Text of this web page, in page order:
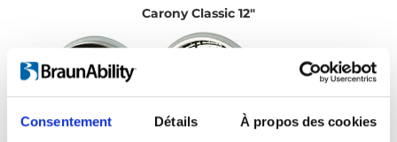
Consentement Détails À propos des cookies
Carony Classic 12"